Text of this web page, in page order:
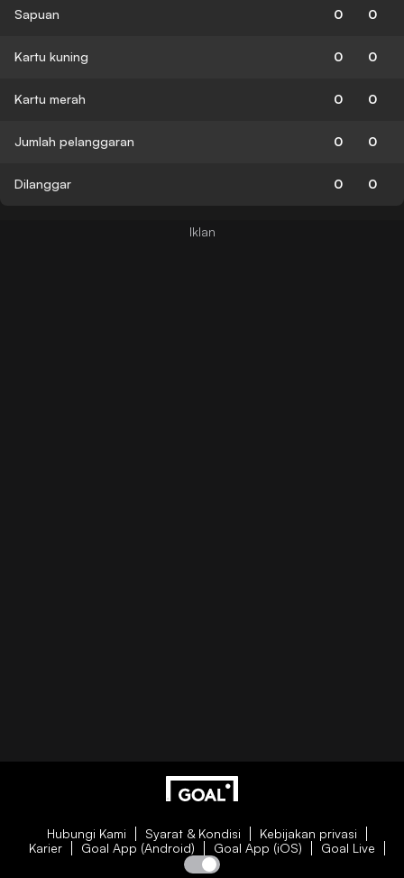
Sapuan 0 0
Kartu kuning 0 0
Kartu merah 0 0
Jumlah pelanggaran 0 0
Dilanggar 0 0
Hubungi Kami Syarat & Kondisi
Kebijakan privasi
Karier
Goal App (Android) Goal App (iOS) Goal Live